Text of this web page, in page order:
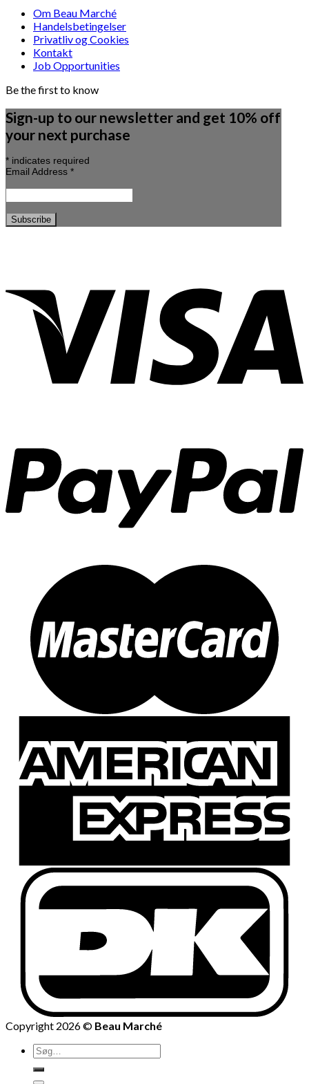
Om Beau Marché
Handelsbetingelser
Privatliv og Cookies
Kontakt
Job Opportunities
Be the first to know
Sign-up to our newsletter and get 10% off
your next purchase
* indicates required
Email Address *
Copyright 2026 © Beau Marché
Søg
efter: